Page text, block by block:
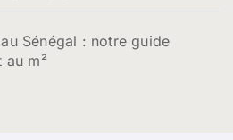
Sénégal : notre guide
au m²